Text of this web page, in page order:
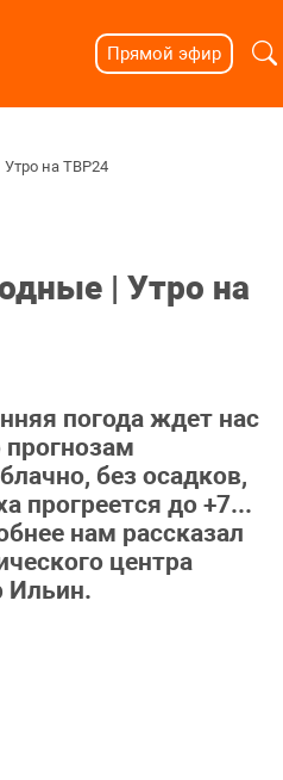
Прямой эфир
Утро на ТВР24
| Утро на
погода ждет нас
без осадков,
прогреется до +7...
нам рассказал
центра
Ильин.